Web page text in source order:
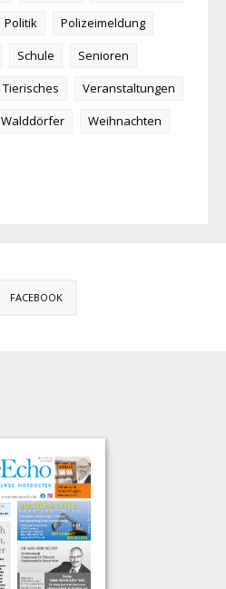
Politik
Polizeimeldung
Schule
Senioren
Tierisches
Veranstaltungen
Walddörfer
Weihnachten
FACEBOOK